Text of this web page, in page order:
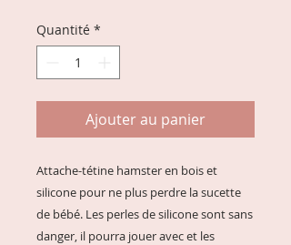
Quantité *
Ajouter au panier
Attache-tétine hamster en bois et
silicone pour ne plus perdre la sucette
de bébé. Les perles de silicone sont sans
danger, il pourra jouer avec et les